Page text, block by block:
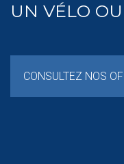
UN VÉLO
CONSULTEZ NOS